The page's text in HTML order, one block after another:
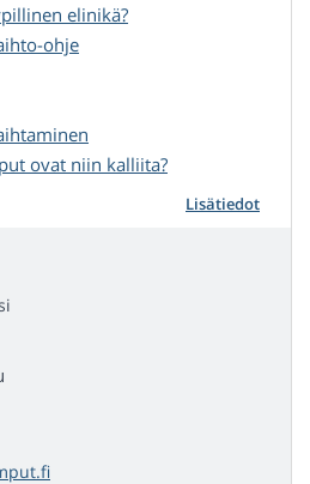
elinikä?
ohje
ovat niin kalliita?
Lisätiedot